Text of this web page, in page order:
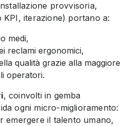
provvisoria,
iterazione) portano a:
medi,
reclami ergonomici,
qualità grazie alla maggiore
operatori.
, coinvolti in gemba
ogni micro-miglioramento:
emergere il talento umano,